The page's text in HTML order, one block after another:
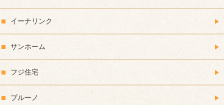
イーナリンク
サンホーム
フジ住宅
ブルーノ